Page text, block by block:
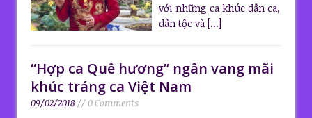
với những ca khúc dân ca,
dân tộc và [...]
“Hợp ca Quê hương” ngân vang mãi
khúc tráng ca Việt Nam
09/02/2018 // 0 Comments